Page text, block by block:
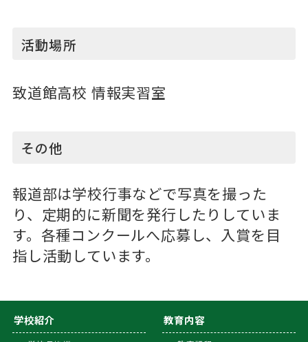
活動場所
致道館高校 情報実習室
その他
報道部は学校行事などで写真を撮った
り、定期的に新聞を発行したりしていま
す。各種コンクールへ応募し、入賞を目
指し活動しています。
学校紹介 教育内容